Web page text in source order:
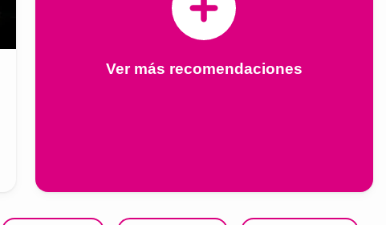
Ver más recomendaciones